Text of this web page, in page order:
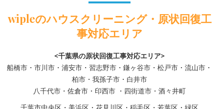
wipleのハウスクリーニング・原状回復工
事対応エリア
<千葉県の原状回復工事対応エリア>
船橋市・市川市・浦安市・習志野市・鎌ヶ谷市・松戸市・流山市・
柏市・我孫子市・白井市
八千代市・佐倉市・印西市 ・四街道市・酒々井町